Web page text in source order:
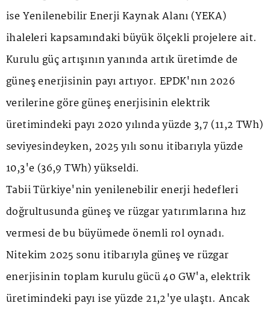
ise Yenilenebilir Enerji Kaynak Alanı (YEKA)
ihaleleri kapsamındaki büyük ölçekli projelere ait.
Kurulu güç artışının yanında artık üretimde de
güneş enerjisinin payı artıyor. EPDK'nın 2026
verilerine göre güneş enerjisinin elektrik
üretimindeki payı 2020 yılında yüzde 3,7 (11,2 TWh)
seviyesindeyken, 2025 yılı sonu itibarıyla yüzde
10,3'e (36,9 TWh) yükseldi.
Tabii Türkiye'nin yenilenebilir enerji hedefleri
doğrultusunda güneş ve rüzgar yatırımlarına hız
vermesi de bu büyümede önemli rol oynadı.
Nitekim 2025 sonu itibarıyla güneş ve rüzgar
enerjisinin toplam kurulu gücü 40 GW'a, elektrik
üretimindeki payı ise yüzde 21,2'ye ulaştı. Ancak